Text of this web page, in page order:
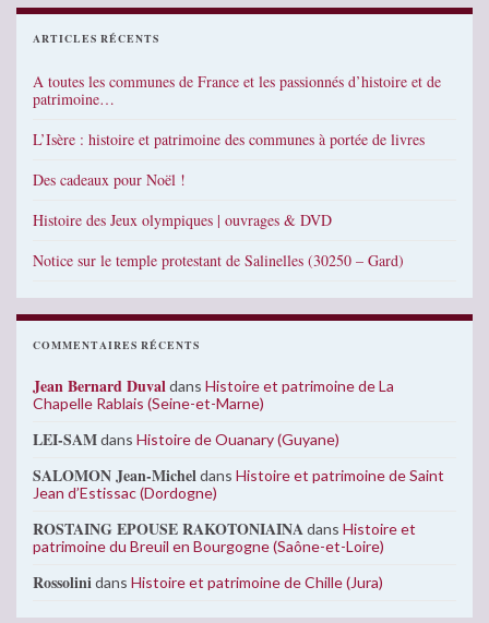
ARTICLES RÉCENTS
A toutes les communes de France et les passionnés d’histoire et de
patrimoine…
L’Isère : histoire et patrimoine des communes à portée de livres
Des cadeaux pour Noël !
Histoire des Jeux olympiques | ouvrages & DVD
Notice sur le temple protestant de Salinelles (30250 – Gard)
COMMENTAIRES RÉCENTS
Jean Bernard Duvaldans Histoire et patrimoine de La
Chapelle Rablais (Seine-et-Marne)
LEI-SAMdans Histoire de Ouanary (Guyane)
SALOMON Jean-Micheldans Histoire et patrimoine de Saint
Jean d’Estissac (Dordogne)
ROSTAING EPOUSE RAKOTONIAINAdans Histoire et
patrimoine du Breuil en Bourgogne (Saône-et-Loire)
Rossolinidans Histoire et patrimoine de Chille (Jura)